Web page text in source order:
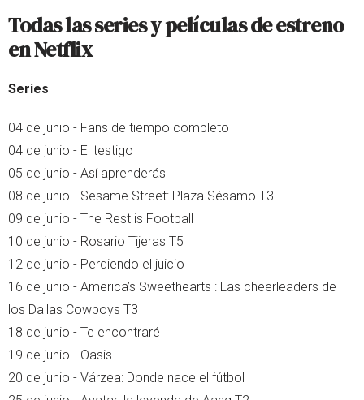
Todas las series y películas de estreno
en Netflix
Series
04 de junio - Fans de tiempo completo
04 de junio - El testigo
05 de junio - Así aprenderás
08 de junio - Sesame Street: Plaza Sésamo T3
09 de junio - The Rest is Football
10 de junio - Rosario Tijeras T5
12 de junio - Perdiendo el juicio
16 de junio - America’s Sweethearts : Las cheerleaders de
los Dallas Cowboys T3
18 de junio - Te encontraré
19 de junio - Oasis
20 de junio - Várzea: Donde nace el fútbol